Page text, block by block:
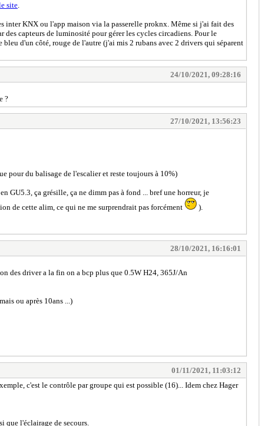
site
inter KNX ou l'app maison via la passerelle proknx. Même si j'ai fait des
capteurs de luminosité pour gérer les cycles circadiens. Pour le
d'un côté, rouge de l'autre (j'ai mis 2 rubans avec 2 drivers qui séparent
24/10/2021, 09:28:16
?
27/10/2021, 13:56:23
pour du balisage de l'escalier et reste toujours à 10%)
GU5.3, ça grésille, ça ne dimm pas à fond ... bref une horreur, je
de cette alim, ce qui ne me surprendrait pas forcément
).
28/10/2021, 16:16:01
des driver a la fin on a bcp plus que 0.5W H24, 365J/An
ou après 10ans ...)
01/11/2021, 11:03:12
c'est le contrôle par groupe qui est possible (16)... Idem chez Hager
l'éclairage de secours.